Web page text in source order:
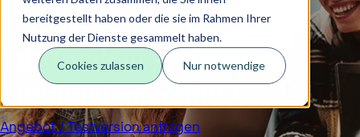
bereitgestellt haben oder die sie im Rahmen Ihrer
Nutzung der Dienste gesammelt haben.
Cookies zulassen Nur notwendige
Ihre Rechner – mit
minimalem Aufwand,
maximalem Schutz
Angebot / Testversion anfragen